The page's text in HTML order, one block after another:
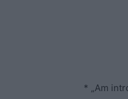
* „Am